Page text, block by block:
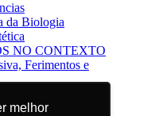
melhor
melhor
da Biologia
NO CONTEXTO
Ferimentos e